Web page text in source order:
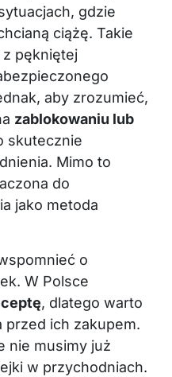
gdzie
ciążę. Takie
pękniętej
aby zrozumieć,
zablokowaniu lub
skutecznie
Mimo to
do
jako metoda
o
W Polsce
, dlatego warto
przed ich zakupem.
nie musimy już
w przychodniach.